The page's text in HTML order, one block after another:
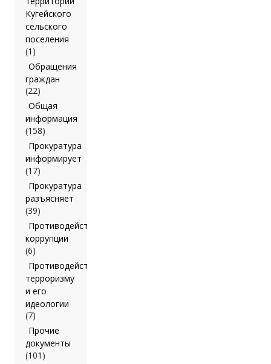
Кугейского
сельского
поселения
(1)
Обращения
граждан
(22)
Общая
информация
(158)
Прокуратура
информирует
(17)
Прокуратура
разъясняет
(39)
Противодействие
коррупции
(6)
Противодействие
терроризму
и его
идеологии
(7)
Прочие
документы
(101)